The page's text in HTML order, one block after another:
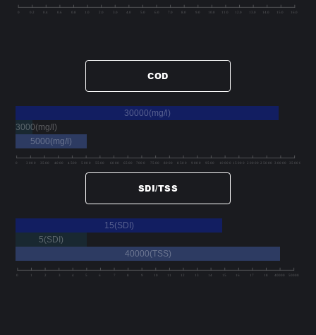
COD
30000(mg/l)
3000(mg/l)
5000(mg/l)
SDI/TSS
15(SDI)
5(SDI)
40000(TSS)